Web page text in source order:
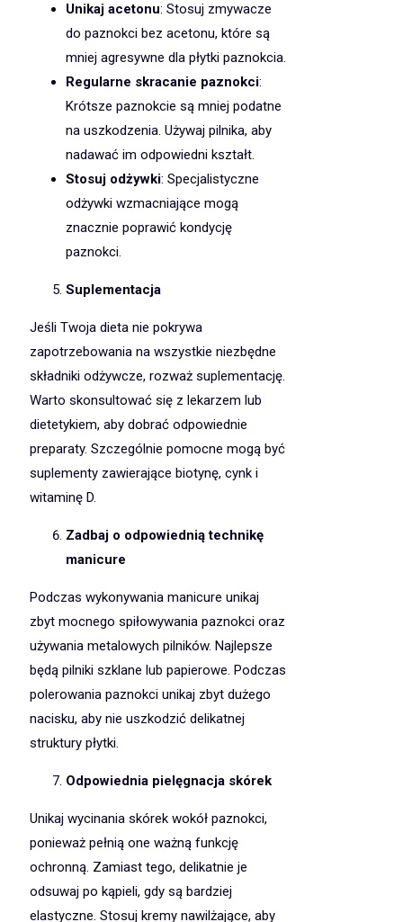
Unikaj acetonu: Stosuj zmywacze
do paznokci bez acetonu, które są
mniej agresywne dla płytki paznokcia.
Regularne skracanie paznokci:
Krótsze paznokcie są mniej podatne
na uszkodzenia. Używaj pilnika, aby
nadawać im odpowiedni kształt.
Stosuj odżywki: Specjalistyczne
odżywki wzmacniające mogą
znacznie poprawić kondycję
paznokci.
Suplementacja
Jeśli Twoja dieta nie pokrywa
zapotrzebowania na wszystkie niezbędne
składniki odżywcze, rozważ suplementację.
Warto skonsultować się z lekarzem lub
dietetykiem, aby dobrać odpowiednie
preparaty. Szczególnie pomocne mogą być
suplementy zawierające biotynę, cynk i
witaminę D.
Zadbaj o odpowiednią technikę
manicure
Podczas wykonywania manicure unikaj
zbyt mocnego spiłowywania paznokci oraz
używania metalowych pilników. Najlepsze
będą pilniki szklane lub papierowe. Podczas
polerowania paznokci unikaj zbyt dużego
nacisku, aby nie uszkodzić delikatnej
struktury płytki.
Odpowiednia pielęgnacja skórek
Unikaj wycinania skórek wokół paznokci,
ponieważ pełnią one ważną funkcję
ochronną. Zamiast tego, delikatnie je
odsuwaj po kąpieli, gdy są bardziej
elastyczne. Stosuj kremy nawilżające, aby